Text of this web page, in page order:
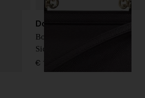
Dolce & Gabbana
Borsa a mano in pelle media
Sicily
€ 1.450,00